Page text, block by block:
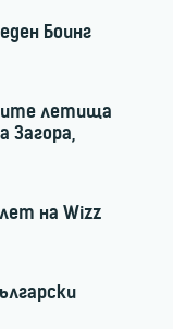
Боинг
летища
Загора,
на Wizz